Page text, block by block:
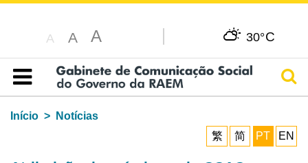
A A A 30°C
Índice
Início
Notícias
繁
简 PT EN